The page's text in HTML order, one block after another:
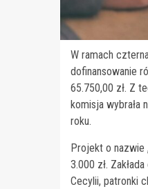
W ramach
dofinansowanie
65.750,00 zł. Z
komisja
roku.
Projekt o nazwie
3.000 zł.
Cecylii, patronki